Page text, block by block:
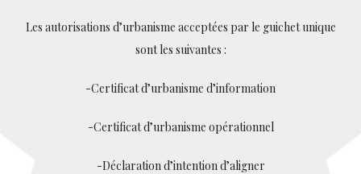
Les autorisations d’urbanisme acceptées par le guichet unique
sont les suivantes :
-Certificat d’urbanisme d’information
-Certificat d’urbanisme opérationnel
-Déclaration d’intention d’aligner